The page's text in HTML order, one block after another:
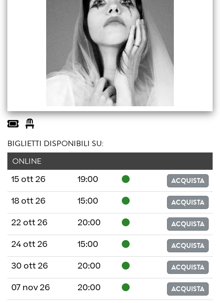
BIGLIETTI DISPONIBILI SU:
ONLINE
15 ott 26 19:00 ACQUISTA
18 ott 26 15:00 ACQUISTA
22 ott 26 20:00 ACQUISTA
24 ott 26 15:00 ACQUISTA
30 ott 26 20:00 ACQUISTA
07 nov 26 20:00 ACQUISTA